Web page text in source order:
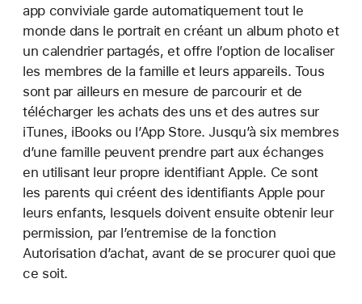
app conviviale garde automatiquement tout le
monde dans le portrait en créant un album photo et
un calendrier partagés, et offre l’option de localiser
les membres de la famille et leurs appareils. Tous
sont par ailleurs en mesure de parcourir et de
télécharger les achats des uns et des autres sur
iTunes, iBooks ou l’App Store. Jusqu’à six membres
d’une famille peuvent prendre part aux échanges
en utilisant leur propre identifiant Apple. Ce sont
les parents qui créent des identifiants Apple pour
leurs enfants, lesquels doivent ensuite obtenir leur
permission, par l’entremise de la fonction
Autorisation d’achat, avant de se procurer quoi que
ce soit.